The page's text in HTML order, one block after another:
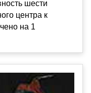
шести
центра к
на 1